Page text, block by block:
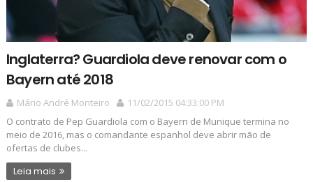
Inglaterra? Guardiola deve renovar com o
Bayern até 2018
Mário André Monteiro
11/02/2015 04:33:00 PM
O contrato de Pep Guardiola com o Bayern de Munique termina no
meio de 2016, mas o comandante espanhol deve abrir mão de
ofertas de clubes...
Leia mais